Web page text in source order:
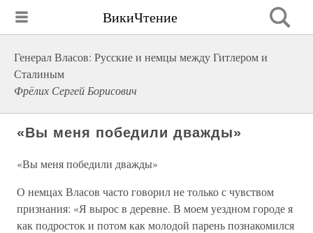
ВикиЧтение
Генерал Власов: Русские и немцы между Гитлером и
Сталиным
Фрёлих Сергей Борисович
«Вы меня победили дважды»
«Вы меня победили дважды»
О немцах Власов часто говорил не только с чувством
признания: «Я вырос в деревне. В моем уездном городе я
как подросток и потом как молодой парень познакомился